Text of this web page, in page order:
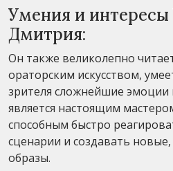
Умения и интересы
Дмитрия:
Он также великолепно
ораторским искусством,
зрителя сложнейшие эмоции
является настоящим
способным быстро
сценарии и создавать
образы.